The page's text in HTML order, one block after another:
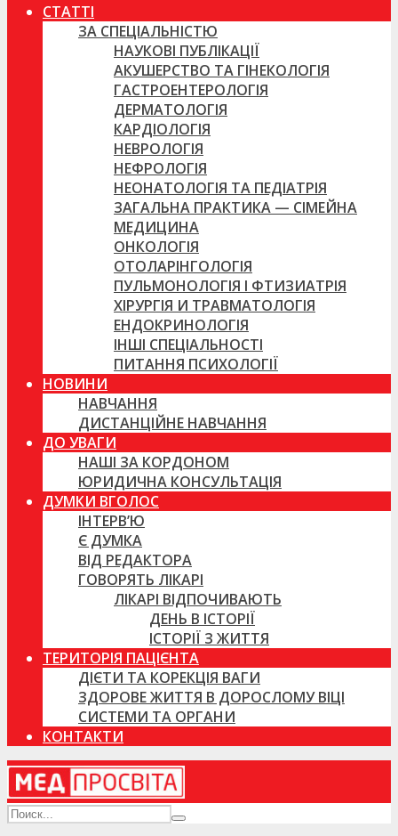
СТАТТІ
ЗА СПЕЦІАЛЬНІСТЮ
НАУКОВІ ПУБЛІКАЦІЇ
АКУШЕРСТВО ТА ГІНЕКОЛОГІЯ
ГАСТРОЕНТЕРОЛОГІЯ
ДЕРМАТОЛОГІЯ
КАРДІОЛОГІЯ
НЕВРОЛОГІЯ
НЕФРОЛОГІЯ
НЕОНАТОЛОГІЯ ТА ПЕДІАТРІЯ
ЗАГАЛЬНА ПРАКТИКА — СІМЕЙНА
МЕДИЦИНА
ОНКОЛОГІЯ
ОТОЛАРІНГОЛОГІЯ
ПУЛЬМОНОЛОГІЯ І ФТИЗИАТРІЯ
ХІРУРГІЯ И ТРАВМАТОЛОГІЯ
ЕНДОКРИНОЛОГІЯ
ІНШІ СПЕЦІАЛЬНОСТІ
ПИТАННЯ ПСИХОЛОГІЇ
НОВИНИ
НАВЧАННЯ
ДИСТАНЦІЙНЕ НАВЧАННЯ
ДО УВАГИ
НАШІ ЗА КОРДОНОМ
ЮРИДИЧНА КОНСУЛЬТАЦІЯ
ДУМКИ ВГОЛОС
ІНТЕРВ’Ю
Є ДУМКА
ВІД РЕДАКТОРА
ГОВОРЯТЬ ЛІКАРІ
ЛІКАРІ ВІДПОЧИВАЮТЬ
ДЕНЬ В ІСТОРІЇ
ІСТОРІЇ З ЖИТТЯ
ТЕРИТОРІЯ ПАЦІЄНТА
ДІЄТИ ТА КОРЕКЦІЯ ВАГИ
ЗДОРОВЕ ЖИТТЯ В ДОРОСЛОМУ ВІЦІ
СИСТЕМИ ТА ОРГАНИ
КОНТАКТИ